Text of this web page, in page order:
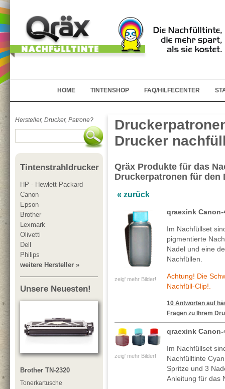
HOME TINTENSHOP FAQ/HILFECENTER
Hersteller, Drucker, Patrone?
Tintenstrahldrucker
HP - Hewlett Packard
Canon
Epson
Brother
Lexmark
Olivetti
Dell
Philips
weitere Hersteller »
Unsere Neuesten!
Brother TN-2320
Tonerkartusche
Drucker
Qräx Produkte für das
Druckerpatronen für den
« zurück
zeig' mehr Bilder!
qraexink Canon-
Im Nachfüllset
pigmentierte
Nadel und eine
Nachfüllen.
Achtung! Die
Nachfüll-Clip!.
10 Antworten auf
Fragen zu Ihrem
zeig' mehr Bilder!
qraexink Canon-
Im Nachfüllset
Nachfülltinte
Spritze und 3
Anleitung für das